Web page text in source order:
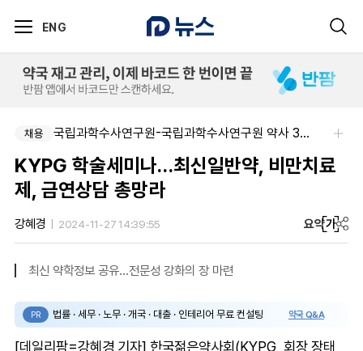
ENG
채용 국립과학수사연구원-국립과학수사연구원 약사 3명 채용
KYPG 학술세미나…최신일반약, 비만치료
제, 금연상담 총망라
강혜경 2024-11-27 14:39:55 요약가
최신 약학정보 공유…전문성 강화의 장 마련
PR 법률 · 세무 · 노무 · 개국 · 대출 · 인테리어 무료 컨설팅 약국 Q&A
[데일리팜=강혜경 기자] 한국젊은약사회(KYPG, 회장 장태